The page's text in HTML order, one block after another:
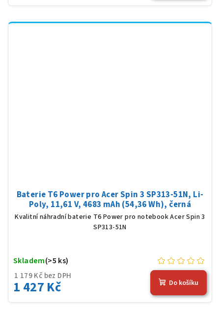
Baterie T6 Power pro Acer Spin 3 SP313-51N, Li-
Poly, 11,61 V, 4683 mAh (54,36 Wh), černá
Kvalitní náhradní baterie T6 Power pro notebook Acer Spin 3
SP313-51N
1 179 Kč bez DPH
1 427 Kč
Skladem(>5 ks)
Do košíku